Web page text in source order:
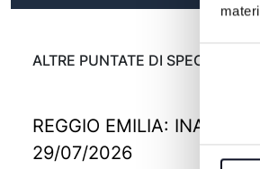
Selezione
ALTRE PUNTATE DI SPECIALE
REGGIO EMILIA:
29/07/2026